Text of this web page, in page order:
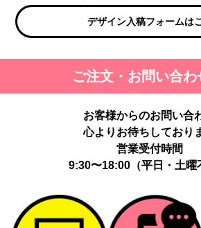
デザイン入稿フォームは
ご注文・お問い合わ
お客様からのお問い合
心よりお待ちしており
営業受付時間
9:30〜18:00（平日・土曜